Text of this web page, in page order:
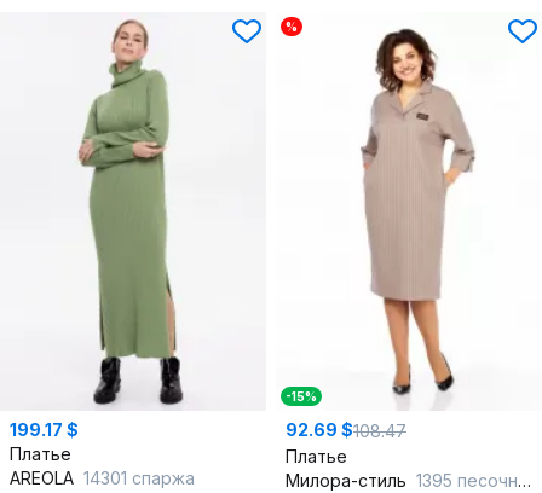
199.17 $
Платье
AREOLA 14301 спаржа
%
-15%
92.69 $108.47
Платье
Милора-стиль 1395 песочный_полоска